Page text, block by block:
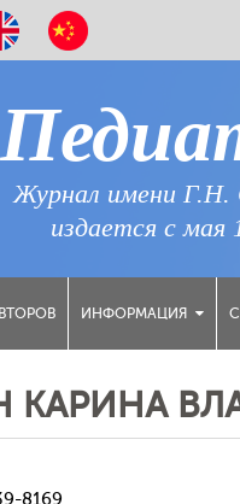
Журнал имени Г.Н.
издается с мая
ИНФОРМАЦИЯ
КАРИНА
8169